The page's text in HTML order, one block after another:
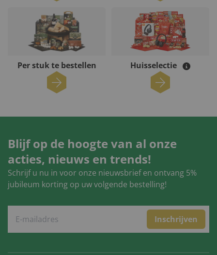
Per stuk te bestellen Huisselectie
Blijf op de hoogte van al onze
acties, nieuws en trends!
Schrijf u nu in voor onze nieuwsbrief en ontvang 5%
jubileum korting op uw volgende bestelling!
Inschrijven